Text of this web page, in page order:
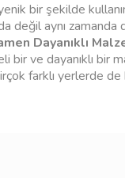
bir şekilde
aynı
Dayanıklı
bir ve dayanıklı
farklı yerlerde